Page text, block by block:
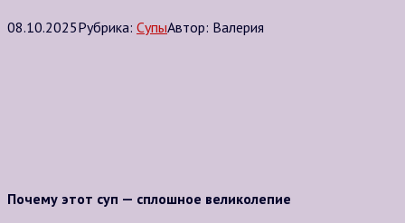
08.10.2025Рубрика: СупыАвтор: Валерия
Почему этот суп — сплошное великолепие